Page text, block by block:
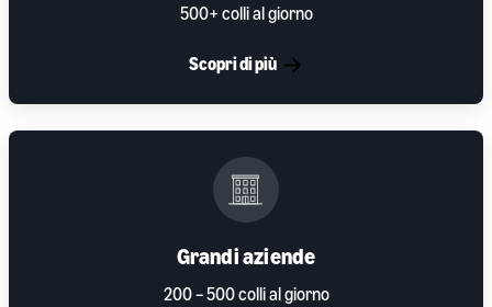
500+ colli al giorno
Scopri di più
Grandi aziende
200 – 500 colli al giorno